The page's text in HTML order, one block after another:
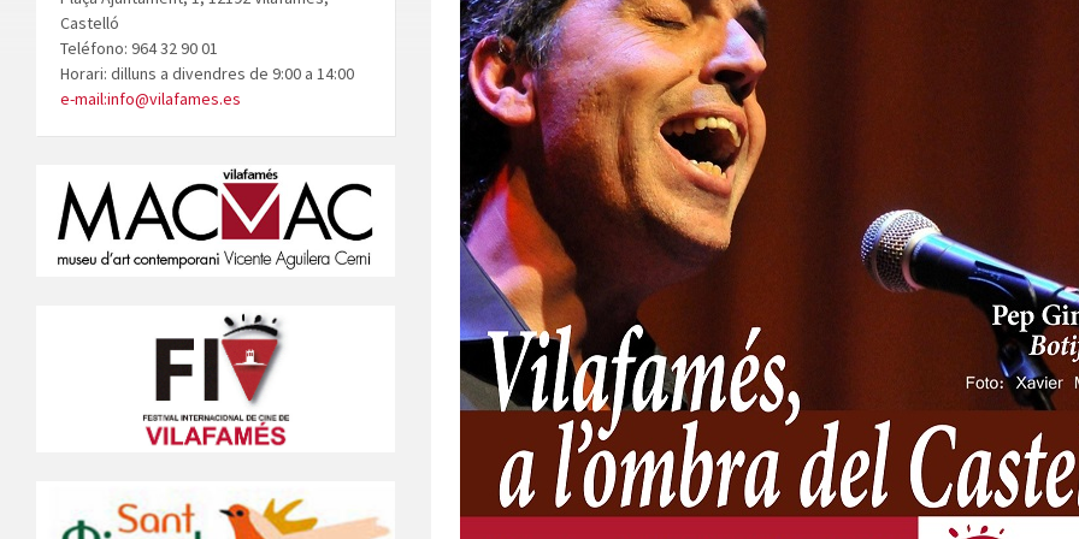
Castelló
Teléfono: 964 32 90 01
Horari: dilluns a divendres de 9:00 a 14:00
e-mail:info@vilafames.es